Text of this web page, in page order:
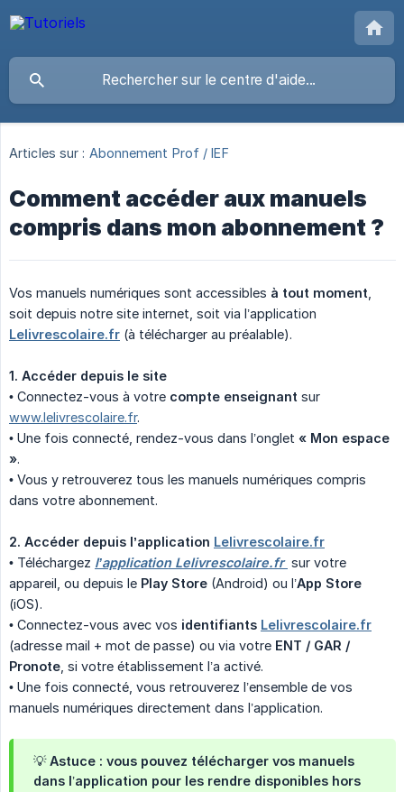
Articles sur : Abonnement Prof / IEF
Comment accéder aux manuels
compris dans mon abonnement ?
Vos manuels numériques sont accessibles à tout moment
soit depuis notre site internet, soit via l’application
Lelivrescolaire.fr (à télécharger au préalable).
1. Accéder depuis le site
• Connectez-vous à votre compte enseignant sur
www.lelivrescolaire.fr.
• Une fois connecté, rendez-vous dans l’onglet « Mon espace
».
• Vous y retrouverez tous les manuels numériques compris
dans votre abonnement.
2. Accéder depuis l’application Lelivrescolaire.fr
• Téléchargez l’application Lelivrescolaire.fr sur votre
appareil, ou depuis le Play Store (Android) ou l’App Store
(iOS).
• Connectez-vous avec vos identifiants Lelivrescolaire.fr
(adresse mail + mot de passe) ou via votre ENT / GAR /
Pronote , si votre établissement l’a activé.
• Une fois connecté, vous retrouverez l’ensemble de vos
manuels numériques directement dans l’application.
💡 Astuce : vous pouvez télécharger vos manuels
dans l’application pour les rendre disponibles hors